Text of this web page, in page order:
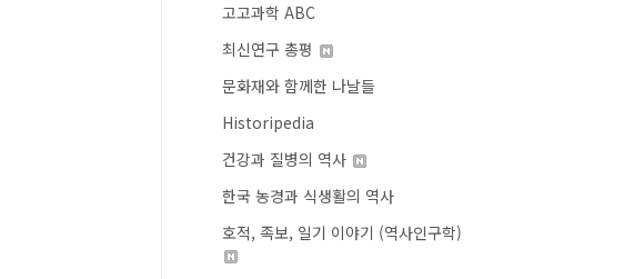
고고과학 ABC
최신연구 총평
문화재와 함께한 나날들
Historipedia
건강과 질병의 역사
한국 농경과 식생활의 역사
호적, 족보, 일기 이야기 (역사인구학)